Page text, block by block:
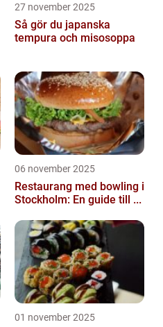
27 november 2025
Så gör du japanska
tempura och misosoppa
06 november 2025
Restaurang med bowling i
Stockholm: En guide till ...
01 november 2025